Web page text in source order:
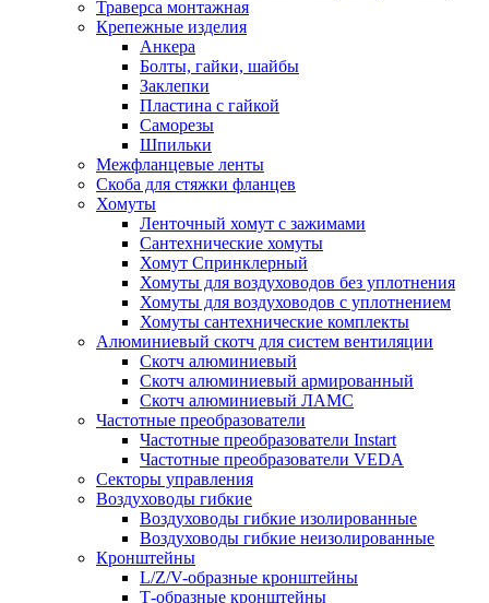
Траверса монтажная
Крепежные изделия
Анкера
Болты, гайки, шайбы
Заклепки
Пластина с гайкой
Саморезы
Шпильки
Межфланцевые ленты
Скоба для стяжки фланцев
Хомуты
Ленточный хомут с зажимами
Сантехнические хомуты
Хомут Спринклерный
Хомуты для воздуховодов без уплотнения
Хомуты для воздуховодов с уплотнением
Хомуты сантехнические комплекты
Алюминиевый скотч для систем вентиляции
Скотч алюминиевый
Скотч алюминиевый армированный
Скотч алюминиевый ЛАМС
Частотные преобразователи
Частотные преобразователи Instart
Частотные преобразователи VEDA
Секторы управления
Воздуховоды гибкие
Воздуховоды гибкие изолированные
Воздуховоды гибкие неизолированные
Кронштейны
L/Z/V-образные кронштейны
Т-образные кронштейны